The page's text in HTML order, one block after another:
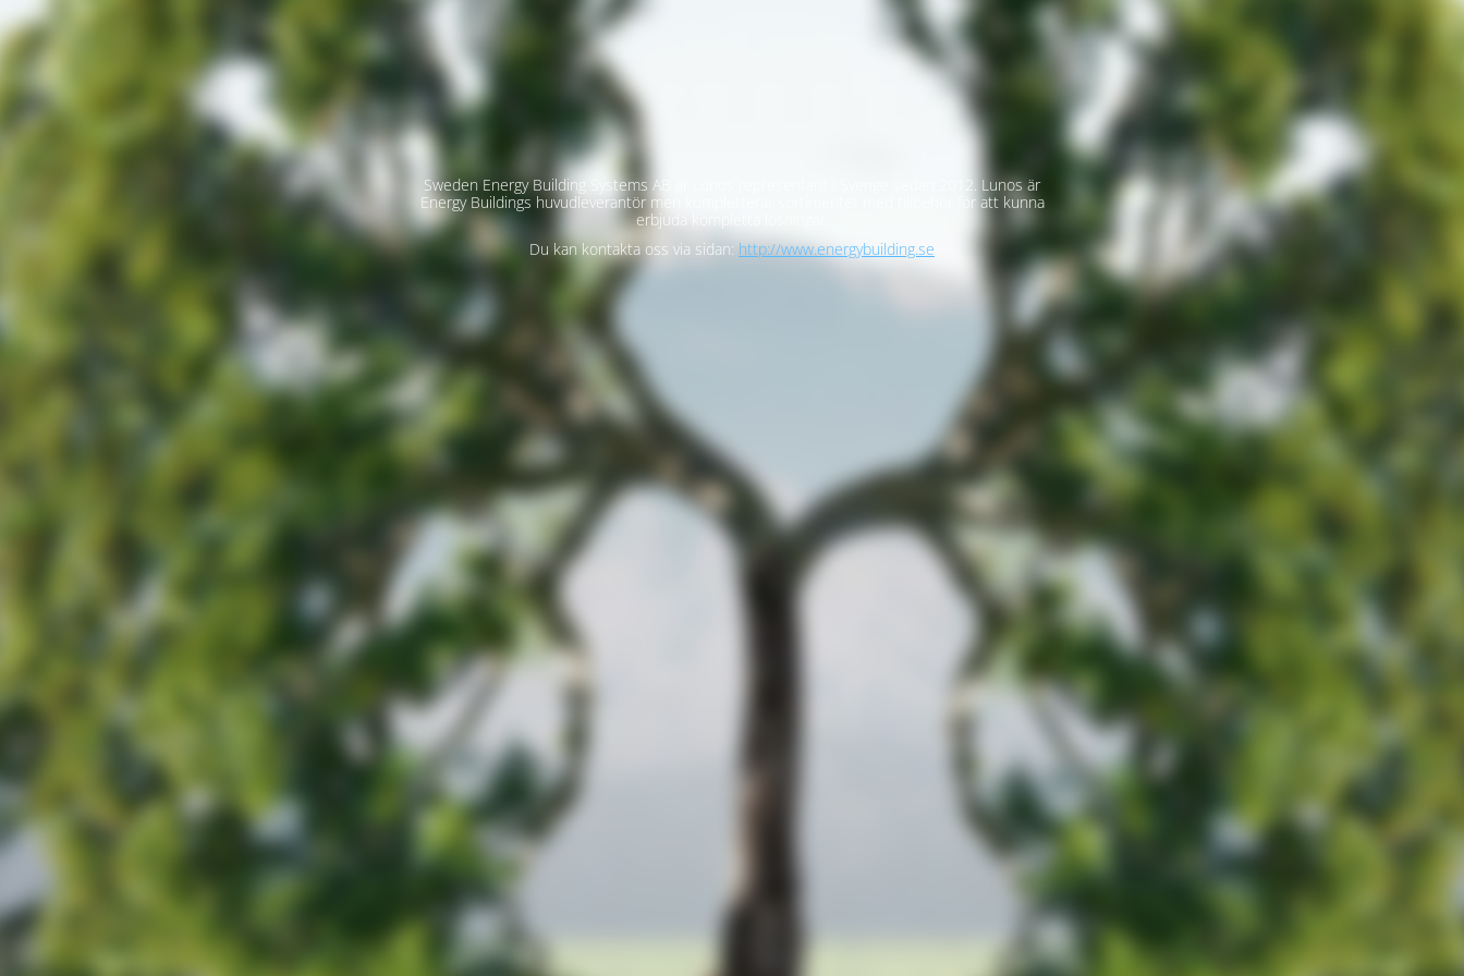
Sweden Energy Building Systems AB är Lunos representant i Sverige sedan 2012. Lunos är
Energy Buildings huvudleverantör men kompletterar sortimentet med tillbehör för att kunna
erbjuda kompletta lösningar.
Du kan kontakta oss via sidan: http://www.energybuilding.se